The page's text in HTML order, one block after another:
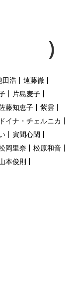
田浩
遠藤徹
片島麦子
藤知恵子
紫雲
ドイナ・チェルニカ
寅間心閑
岡里奈
松原和音
本俊則